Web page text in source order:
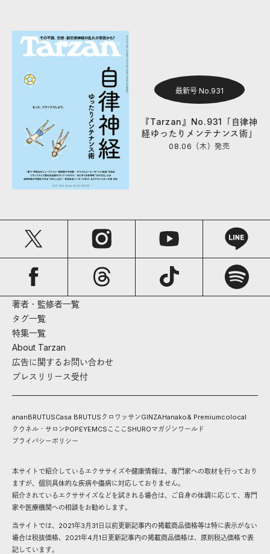
最新号 No.931
『Tarzan』No.931「自律神
経ゆったりメンテナンス術」
08.06（木）発売
著者・監修者一覧
タグ一覧
特集一覧
About Tarzan
広告に関するお問い合わせ
プレスリリース受付
ananBRUTUSCasa BRUTUS クロワッサンGINZAHanako& Premiumcolocal
クウネル・サロンPOPEYEMCS こここ SHUROマガジンワールド
プライバシーポリシー
本サイトで紹介しているエクササイズや健康情報は、専門家への取材を行っており
ますが、個別具体的な疾病や傷病に対応しておりません。
紹介されているエクササイズなどを試される場合は、ご自身の体調に応じて、専門
家や医療機関への相談をお勧めします。
当サイトでは、2021年3月31日以前更新記事内の掲載商品価格等は特に表示がない
場合は税抜価格、2021年4月1日更新記事内の掲載商品価格は、原則税込価格で表
記しています。